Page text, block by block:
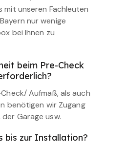
unseren Fachleuten
nur wenige
bei Ihnen zu
beim Pre-Check
Aufmaß, als auch
benötigen wir Zugang
Garage usw.
bis zur Installation?